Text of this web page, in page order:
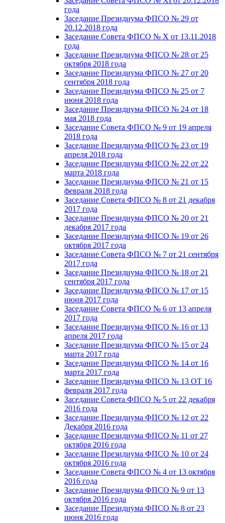
года
Заседание Президиума ФПСО № 29 от
20.12.2018 года
Заседание Совета ФПСО № X от 13.11.2018
года
Заседание Президиума ФПСО № 28 от 25
октября 2018 года
Заседание Президиума ФПСО № 27 от 20
сентября 2018 года
Заседание Президиума ФПСО № 25 от 7
июня 2018 года
Заседание Президиума ФПСО № 24 от 18
мая 2018 года
Заседание Совета ФПСО № 9 от 19 апреля
2018 года
Заседание Президиума ФПСО № 23 от 19
апреля 2018 года
Заседание Президиума ФПСО № 22 от 22
марта 2018 года
Заседание Президиума ФПСО № 21 от 15
февраля 2018 года
Заседание Совета ФПСО № 8 от 21 декабря
2017 года
Заседание Президиума ФПСО № 20 от 21
декабря 2017 года
Заседание Президиума ФПСО № 19 от 26
октября 2017 года
Заседание Совета ФПСО № 7 от 21 сентября
2017 года
Заседание Президиума ФПСО № 18 от 21
сентября 2017 года
Заседание Президиума ФПСО № 17 от 15
июня 2017 года
Заседание Совета ФПСО № 6 от 13 апреля
2017 года
Заседание Президиума ФПСО № 16 от 13
апреля 2017 года
Заседание Президиума ФПСО № 15 от 24
марта 2017 года
Заседание Президиума ФПСО № 14 от 16
марта 2017 года
Заседание Президиума ФПСО № 13 ОТ 16
февраля 2017 года
Заседание Совета ФПСО № 5 от 22 декабря
2016 года
Заседание Президиума ФПСО № 12 от 22
Декабря 2016 года
Заседание Президиума ФПСО № 11 от 27
октября 2016 года
Заседание Президиума ФПСО № 10 от 24
октября 2016 года
Заседание Совета ФПСО № 4 от 13 октября
2016 года
Заседание Президиума ФПСО № 9 от 13
октября 2016 года
Заседание Президиума ФПСО № 8 от 23
июня 2016 года